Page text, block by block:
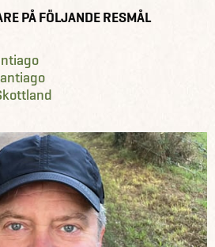
PÅ FÖLJANDE RESMÅL